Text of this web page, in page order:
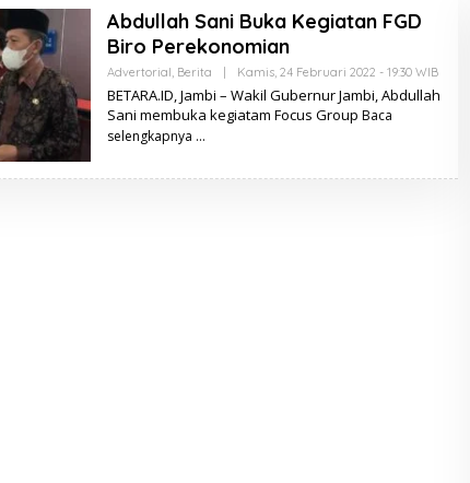
Abdullah Sani Buka Kegiatan FGD
Biro Perekonomian
Advertorial, Berita Kamis, 24 Februari 2022 - 19:30 WIBO
E
A
BETARA.ID, Jambi – Wakil Gubernur Jambi, Abdullah
Sani membuka kegiatam Focus Group Baca
selengkapnya